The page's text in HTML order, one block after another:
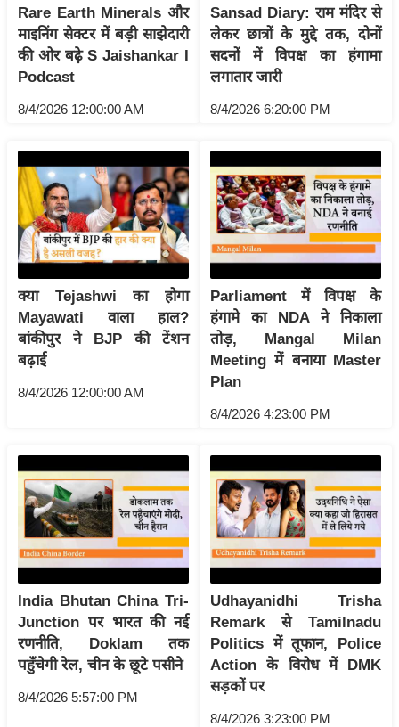
ज्यो
ति
ष
प्र
भु
हि
मा
/
ध
र्म
स्थ
ल
व्र
त
त्यो
हा
फ
ल
वि
शे
ष
वि
श्ले
ष
ण
ट्रें
Rare Earth Minerals और
माइनिंग सेक्टर में बड़ी साझेदारी
की ओर बढ़े S Jaishankar I
Podcast
8/4/2026 12:00:00 AM
Sansad Diary: राम मंदिर से
लेकर छात्रों के मुद्दे तक, दोनों
सदनों में विपक्ष का हंगामा
लगातार जारी
8/4/2026 6:20:00 PM
क्या Tejashwi का होगा
Mayawati वाला हाल?
बांकीपुर ने BJP की टेंशन
बढ़ाई
8/4/2026 12:00:00 AM
Parliament में विपक्ष के
हंगामे का NDA ने निकाला
तोड़, Mangal Milan
Meeting में बनाया Master
Plan
8/4/2026 4:23:00 PM
India Bhutan China Tri-
Junction पर भारत की नई
रणनीति, Doklam तक
पहुँचेगी रेल, चीन के छूटे पसीने
8/4/2026 5:57:00 PM
Udhayanidhi Trisha
Remark से Tamilnadu
Politics में तूफान, Police
Action के विरोध में DMK
सड़कों पर
8/4/2026 3:23:00 PM